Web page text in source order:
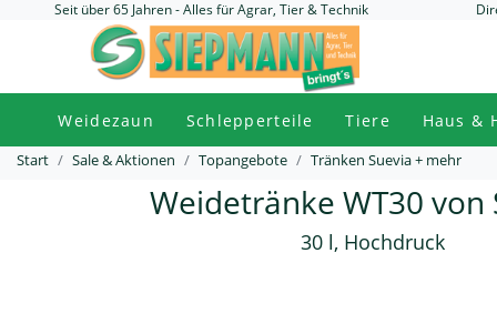
Seit über 65 Jahren - Alles für Agrar, Tier & Technik
Weidezaun Schlepperteile Tiere Haus &
Start Sale & Aktionen Topangebote Tränken Suevia + mehr
Weidetränke WT30 von
30 l, Hochdruck